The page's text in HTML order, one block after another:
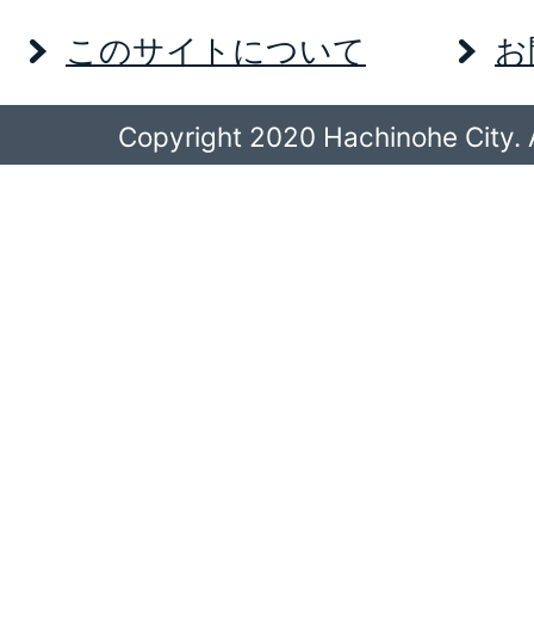
このサイトについて
Copyright 2020 Hachinohe City.